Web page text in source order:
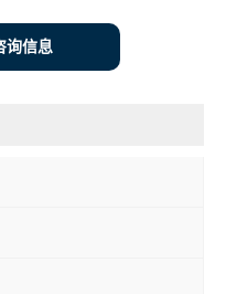
询信息